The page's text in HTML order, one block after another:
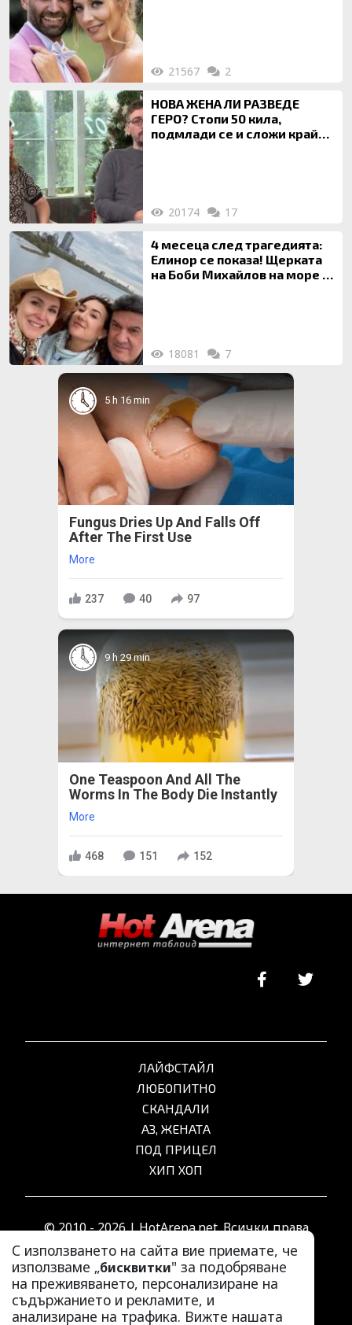
21567 2
НОВА ЖЕНА ЛИ РАЗВЕДЕ
ГЕРО? Стопи 50 кила,
подмлади се и сложи край
20174 17
4 месеца след трагедията:
Елинор се показа! Щерката
на Боби Михайлов на море с
18081 7
5 h 16 min
Fungus Dries Up And Falls Off
After The First Use
More
237 40 97
9 h 29 min
One Teaspoon And All The
Worms In The Body Die Instantly
More
468 151 152
С използването на сайта вие приемате, че
използваме „бисквитки" за подобряване
на преживяването, персонализиране на
съдържанието и рекламите, и
анализиране на трафика. Вижте нашата
ЛАЙФСТАЙЛ
ЛЮБОПИТНО
СКАНДАЛИ
АЗ, ЖЕНАТА
ПОД ПРИЦЕЛ
ХИП ХОП
© 2010 - 2026 | HotArena.net. Всички права
запазени.
РЕКЛАМА
КОНТАКТИ